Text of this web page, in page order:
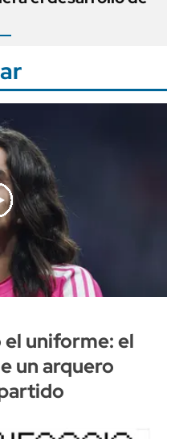
uniforme: el
un arquero